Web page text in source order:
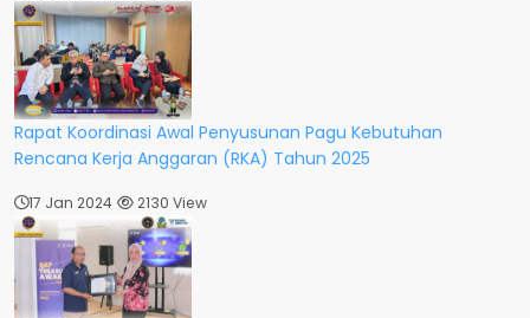
Rapat Koordinasi Awal Penyusunan Pagu Kebutuhan
Rencana Kerja Anggaran (RKA) Tahun 2025
17 Jan 2024 2130 View